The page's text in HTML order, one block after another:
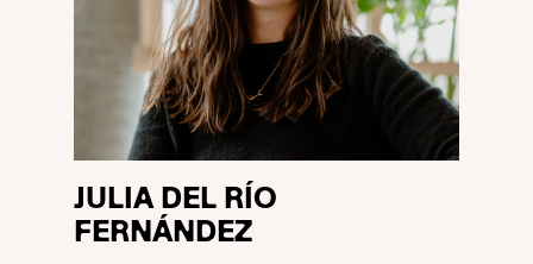
JULIA DEL RÍO
FERNÁNDEZ